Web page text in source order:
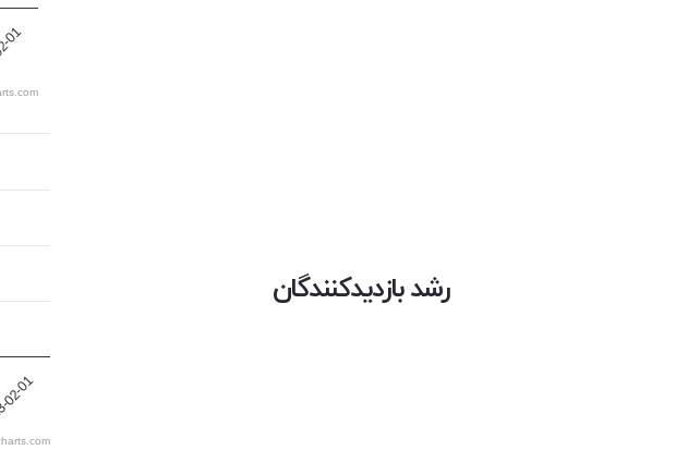
رشد بازدیدکنندگان
01